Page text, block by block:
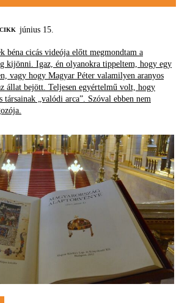
június 15.
béna cicás videója előtt megmondtam a
kijönni. Igaz, én olyanokra tippeltem, hogy egy
vagy hogy Magyar Péter valamilyen aranyos
állat bejött. Teljesen egyértelmű volt, hogy
„valódi arca”. Szóval ebben nem